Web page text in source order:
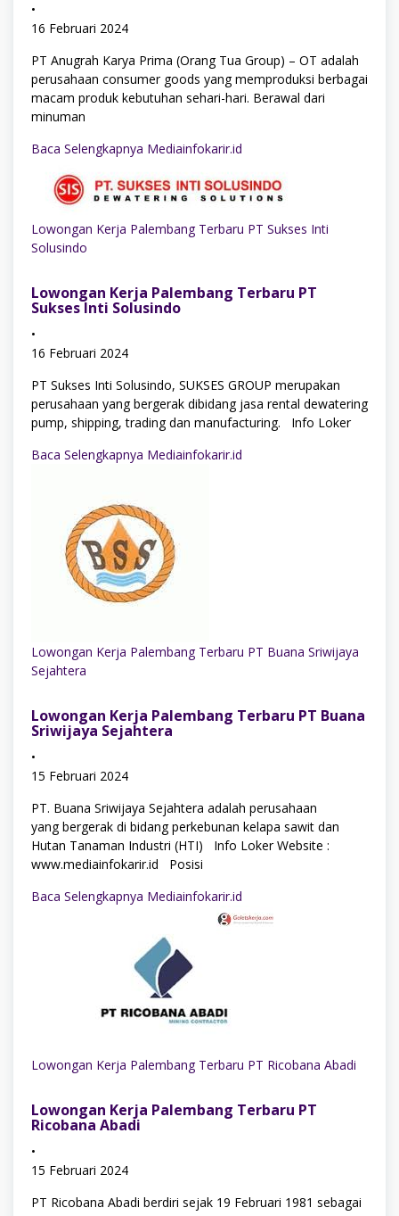
•
16 Februari 2024
PT Anugrah Karya Prima (Orang Tua Group) – OT adalah
perusahaan consumer goods yang memproduksi berbagai
macam produk kebutuhan sehari-hari. Berawal dari
minuman
Baca Selengkapnya Mediainfokarir.id
Lowongan Kerja Palembang Terbaru PT Sukses Inti
Solusindo
Lowongan Kerja Palembang Terbaru PT
Sukses Inti Solusindo
•
16 Februari 2024
PT Sukses Inti Solusindo, SUKSES GROUP merupakan
perusahaan yang bergerak dibidang jasa rental dewatering
pump, shipping, trading dan manufacturing. Info Loker
Baca Selengkapnya Mediainfokarir.id
Lowongan Kerja Palembang Terbaru PT Buana Sriwijaya
Sejahtera
Lowongan Kerja Palembang Terbaru PT Buana
Sriwijaya Sejahtera
•
15 Februari 2024
PT. Buana Sriwijaya Sejahtera adalah perusahaan
yang bergerak di bidang perkebunan kelapa sawit dan
Hutan Tanaman Industri (HTI) Info Loker Website :
www.mediainfokarir.id Posisi
Baca Selengkapnya Mediainfokarir.id
Lowongan Kerja Palembang Terbaru PT Ricobana Abadi
Lowongan Kerja Palembang Terbaru PT
Ricobana Abadi
•
15 Februari 2024
PT Ricobana Abadi berdiri sejak 19 Februari 1981 sebagai